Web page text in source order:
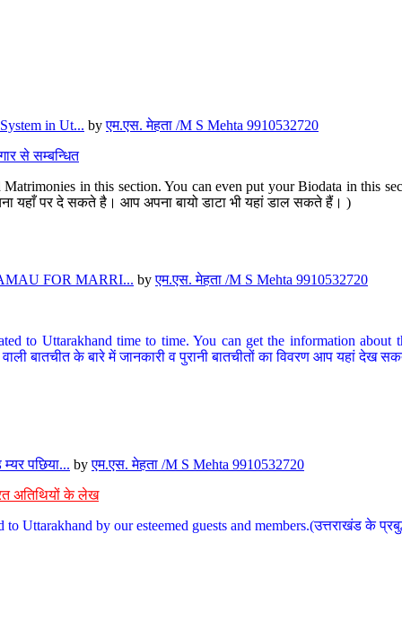
in Ut... byएम.एस. मेहता /M S Mehta 9910532720
से सम्बन्धित
in this section. You can even put your Biodata in this
यहाँ पर दे सकते है। आप अपना बायो डाटा भी यहां डाल सकते हैं। )
FOR MARRI... byएम.एस. मेहता /M S Mehta 9910532720
to Uttarakhand time to time. You can get the information
बातचीत के बारे में जानकारी व पुरानी बातचीतों का विवरण आप यहां देख
पछिया... byएम.एस. मेहता /M S Mehta 9910532720
अतिथियों के लेख
Uttarakhand by our esteemed guests and members.(उत्तराखंड के